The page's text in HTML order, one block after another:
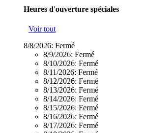
Heures d'ouverture spéciales
Voir tout
8/8/2026: Fermé
8/9/2026: Fermé
8/10/2026: Fermé
8/11/2026: Fermé
8/12/2026: Fermé
8/13/2026: Fermé
8/14/2026: Fermé
8/15/2026: Fermé
8/16/2026: Fermé
8/17/2026: Fermé